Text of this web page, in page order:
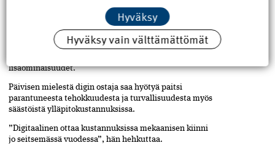
Keskimäärin uusi digitaalinen lukitusjärjestelmä
maksaa pari, kolme kertaa enemmän kuin uusi
mekaaninen järjestelmä. Ostaja voi pienentää
lisäominaisuudet.
Päivisen mielestä digin ostaja saa hyötyä paitsi
parantuneesta tehokkuudesta ja turvallisuudesta myös
säästöistä ylläpitokustannuksissa.
”Digitaalinen ottaa kustannuksissa mekaanisen kiinni
jo seitsemässä vuodessa”, hän hehkuttaa.
Hyväksy
Hyväksy vain välttämättömät